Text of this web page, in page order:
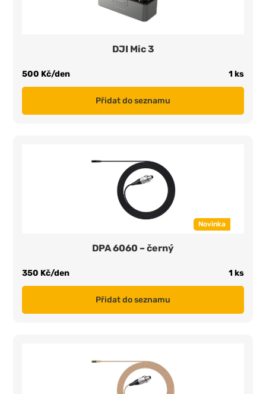
DJI Mic 3
500 Kč/den 1 ks
Přidat do seznamu
Novinka
DPA 6060 – černý
350 Kč/den 1 ks
Přidat do seznamu